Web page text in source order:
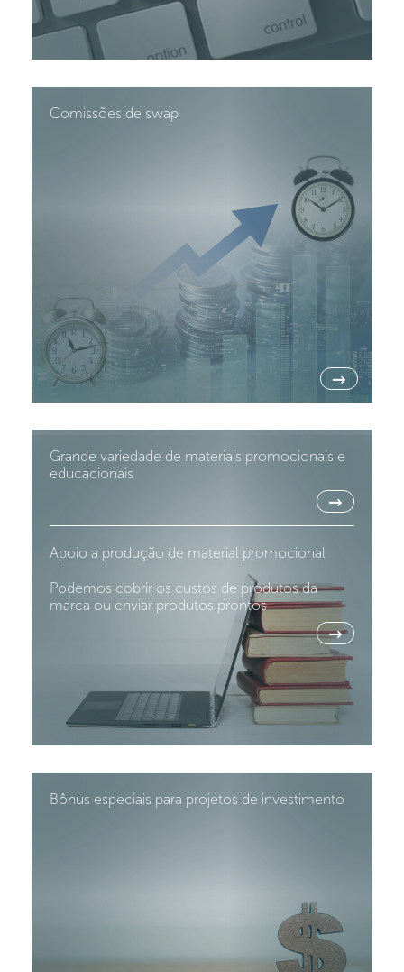
Comissões de swap
→
Grande variedade de materiais promocionais e
educacionais
→
Apoio a produção de material promocional
Podemos cobrir os custos de produtos da
marca ou enviar produtos prontos
→
Bônus especiais para projetos de investimento